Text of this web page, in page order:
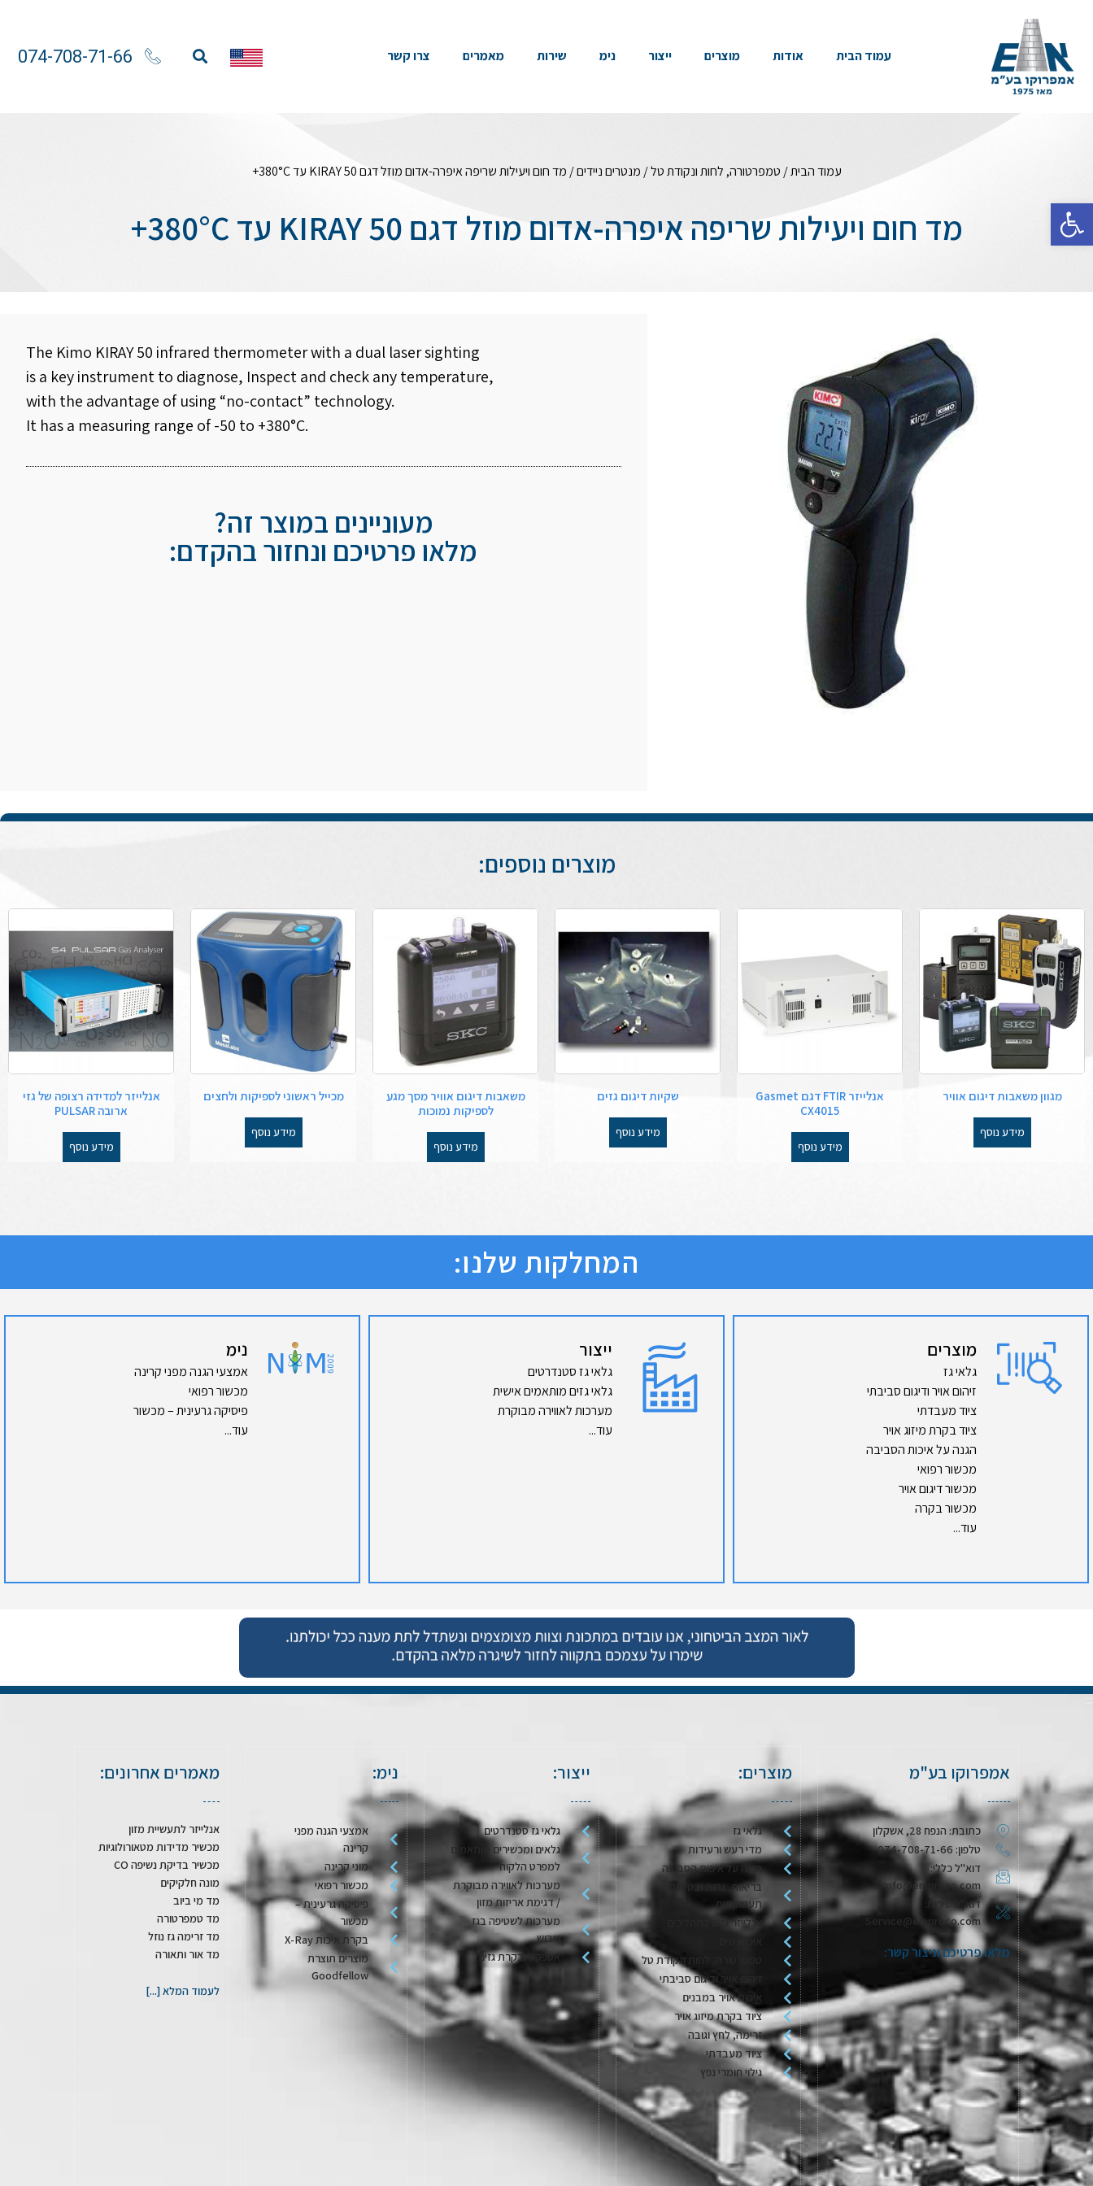
עמוד הבית אודות מוצרים ייצור נימ שירות מאמרים צרו קשר 074-708-71-66
עמוד הבית/ טמפרטורה, לחות ונקודת טל/ מנטרים ניידים/ מד חום ויעילות שריפה איפרה-אדום מוזל דגם KIRAY 50 עד 380°C+
מד חום ויעילות שריפה איפרה-אדום מוזל דגם KIRAY 50 עד 380°C+
The Kimo KIRAY 50 infrared thermometer with a dual laser sighting
is a key instrument to diagnose, Inspect and check any temperature,
with the advantage of using “no-contact” technology.
It has a measuring range of -50 to +380°C.
מעוניינים במוצר זה?
מלאו פרטיכם ונחזור בהקדם:
מוצרים נוספים:
מגוון משאבות דיגום אוויר
מידע נוסף
אנלייזר FTIR דגם Gasmet
CX4015
מידע נוסף
שקיות דיגום גזים
מידע נוסף
משאבות דיגום אוויר מסך מגע
לספיקות נמוכות
מידע נוסף
מכייל ראשוני לספיקות ולחצים
מידע נוסף
אנלייזר למדידה רצופה של גזי
ארובה PULSAR
מידע נוסף
המחלקות שלנו:
מוצרים
גלאי גז
זיהום אויר ודיגום סביבתי
ציוד מעבדתי
ציוד בקרת מיזוג אויר
הגנה על איכות הסביבה
מכשור רפואי
מכשור דיגום אויר
מכשור בקרה
עוד...
ייצור
גלאי גז סטנדרטים
גלאי גזים מותאמים אישית
מערכות לאווירה מבוקרת
עוד...
נימ
אמצעי הגנה מפני קרינה
מכשור רפואי
פיסיקה גרעינית – מכשור
עוד...
אמפרוקו בע"מ
כתובת: הנפח 28, אשקלון
טלפון: 074-708-71-66
דוא"ל כללי:
Info@emproco.com
דוא"ל שירות:
Service@emproco.com
מלאו פרטיכם וניצור קשר:
מוצרים:
גלאי גז
מדי רעש ורעידות
הגנה על איכות הסביבה
בריאות, גהות ובטיחות
תעסוקתית
אנלייזר גזים לתהליכים
טמפרטורה, לחות ונקודת טל
זיהום אויר ודיגום סביבתי
איכות אויר במבנים
ציוד בקרת מיזוג אויר
זרימה, לחץ וגובה
ציוד מעבדתי
גילוי חומרי נפץ
ייצור:
גלאי גז סטנדרטים
גלאים ומכשירים מותאמים
למפרט הלקוח
מערכות לאווירה מבוקרת
/ דגימת אריזות מזון
מערכות לשטיפה בגז
וייבוש
אספקה ובקרת גזים
נימ:
אמצעי הגנה מפני
קרינה
מוני קרינה
מכשור רפואי
פיסיקה גרעינית –
מכשור
בקרת איכות X-Ray
מוצרים תוצרת
Goodfellow
מאמרים אחרונים:
אנלייזר לתעשיית מזון
מכשיר מדידות מטאורולוגיות
מכשיר בדיקת נשיפה CO
מונה חלקיקים
מד מי ביוב
מד טמפרטורה
מד זרימה גז נוזל
מד אור ותאורה
לעמוד המלא [...]
פתח סרגל נגישות